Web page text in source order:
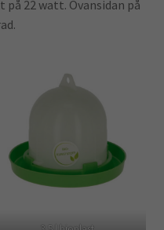
22 watt. Ovansidan på